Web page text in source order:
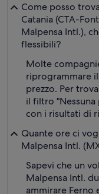
Come posso
Catania (CTA-
Malpensa Intl.),
flessibili?
Molte
riprogrammare
prezzo. Per
il filtro "Nessuna
con i risultati di
Quante ore ci
Malpensa Intl.
Sapevi che un
Malpensa Intl.
ammirare Ferno